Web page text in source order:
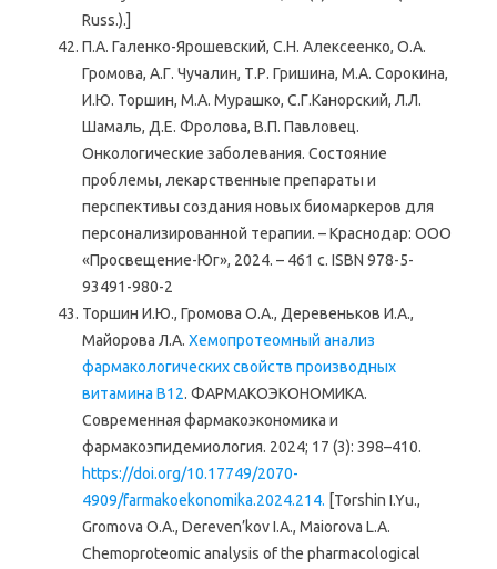
Russ.).]
П.А. Галенко-Ярошевский, С.Н. Алексеенко, О.А.
Громова, А.Г. Чучалин, Т.Р. Гришина, М.А. Сорокина,
И.Ю. Торшин, М.А. Мурашко, С.Г.Канорский, Л.Л.
Шамаль, Д.Е. Фролова, В.П. Павловец.
Онкологические заболевания. Состояние
проблемы, лекарственные препараты и
перспективы создания новых биомаркеров для
персонализированной терапии. – Краснодар: ООО
«Просвещение-Юг», 2024. – 461 с. ISBN 978-5-
93491-980-2
Торшин И.Ю., Громова О.А., Деревеньков И.А.,
Майорова Л.А. Хемопротеомный анализ
фармакологических свойств производных
витамина В12. ФАРМАКОЭКОНОМИКА.
Современная фармакоэкономика и
фармакоэпидемиология. 2024; 17 (3): 398–410.
https://doi.org/10.17749/2070-
4909/farmakoekonomika.2024.214. [Torshin I.Yu.,
Gromova O.A., Dereven’kov I.A., Maiorova L.A.
Chemoрroteomic analysis of the pharmacological